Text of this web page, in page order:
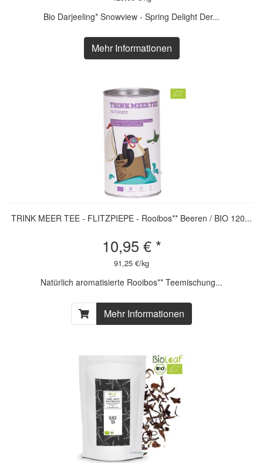
Bio Darjeeling* Snowview - Spring Delight Der...
Mehr Informationen
TRINK MEER TEE - FLITZPIEPE - Rooibos** Beeren / BIO 120...
10,95 € *
91,25 €/kg
Natürlich aromatisierte Rooibos** Teemischung...
Mehr Informationen